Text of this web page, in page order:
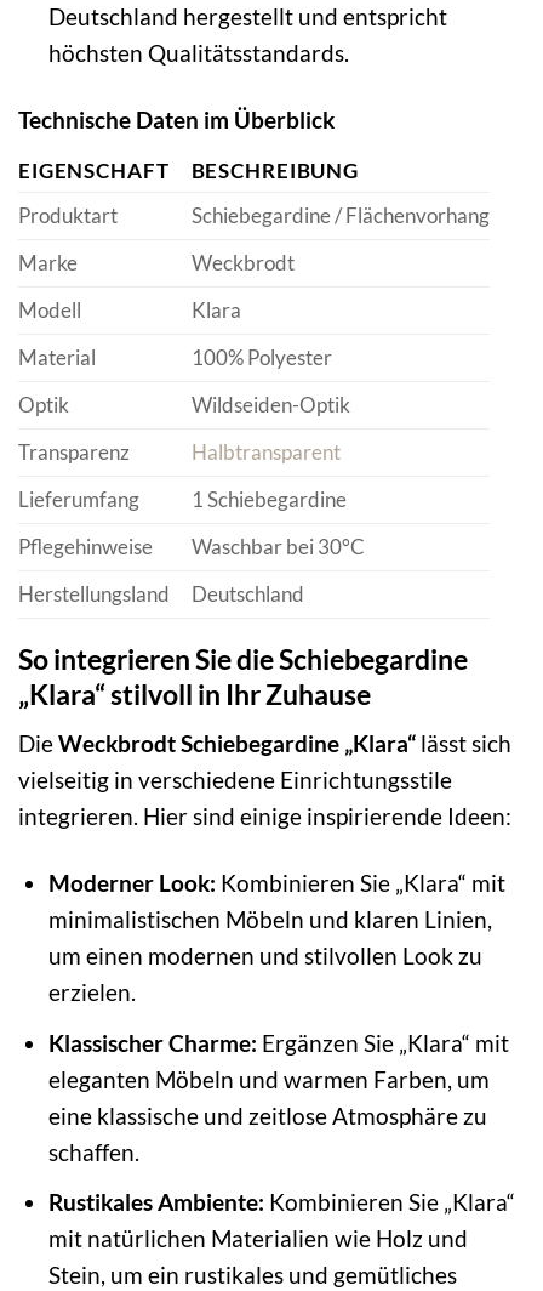
Deutschland hergestellt und entspricht
höchsten Qualitätsstandards.
Technische Daten im Überblick
EIGENSCHAFT
BESCHREIBUNG
Produktart
Schiebegardine / Flächenvorhang
Marke
Weckbrodt
Modell
Klara
Material
100% Polyester
Optik
Wildseiden-Optik
Transparenz
Halbtransparent
Lieferumfang
1 Schiebegardine
Pflegehinweise
Waschbar bei 30°C
Herstellungsland
Deutschland
So integrieren Sie die Schiebegardine
„Klara“ stilvoll in Ihr Zuhause
DieWeckbrodt Schiebegardine „Klara“ lässt sich
vielseitig in verschiedene Einrichtungsstile
integrieren. Hier sind einige inspirierende Ideen:
Moderner Look: Kombinieren Sie „Klara“ mit
minimalistischen Möbeln und klaren Linien,
um einen modernen und stilvollen Look zu
erzielen.
Klassischer Charme: Ergänzen Sie „Klara“ mit
eleganten Möbeln und warmen Farben, um
eine klassische und zeitlose Atmosphäre zu
schaffen.
Rustikales Ambiente: Kombinieren Sie „Klara“
mit natürlichen Materialien wie Holz und
Stein, um ein rustikales und gemütliches